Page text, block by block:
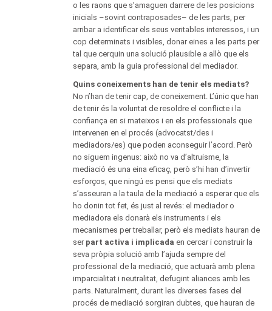
o les raons que s’amaguen darrere de les posicions
inicials –sovint contraposades– de les parts, per
arribar a identificar els seus veritables interessos, i un
cop determinats i visibles, donar eines a les parts per
tal que cerquin una solució plausible a allò que els
separa, amb la guia professional del mediador.
Quins coneixements han de tenir els mediats?
No n’han de tenir cap, de coneixement. L’únic que han
de tenir és la voluntat de resoldre el conflicte i la
confiança en si mateixos i en els professionals que
intervenen en el procés (advocatst/des i
mediadors/es) que poden aconseguir l’acord. Però
no siguem ingenus: això no va d’altruisme, la
mediació és una eina eficaç, però s’hi han d’invertir
esforços, que ningú es pensi que els mediats
s’asseuran a la taula de la mediació a esperar que els
ho donin tot fet, és just al revés: el mediador o
mediadora els donarà els instruments i els
mecanismes per treballar, però els mediats hauran de
ser part activa i implicada en cercar i construir la
seva pròpia solució amb l’ajuda sempre del
professional de la mediació, que actuarà amb plena
imparcialitat i neutralitat, defugint aliances amb les
parts. Naturalment, durant les diverses fases del
procés de mediació sorgiran dubtes, que hauran de